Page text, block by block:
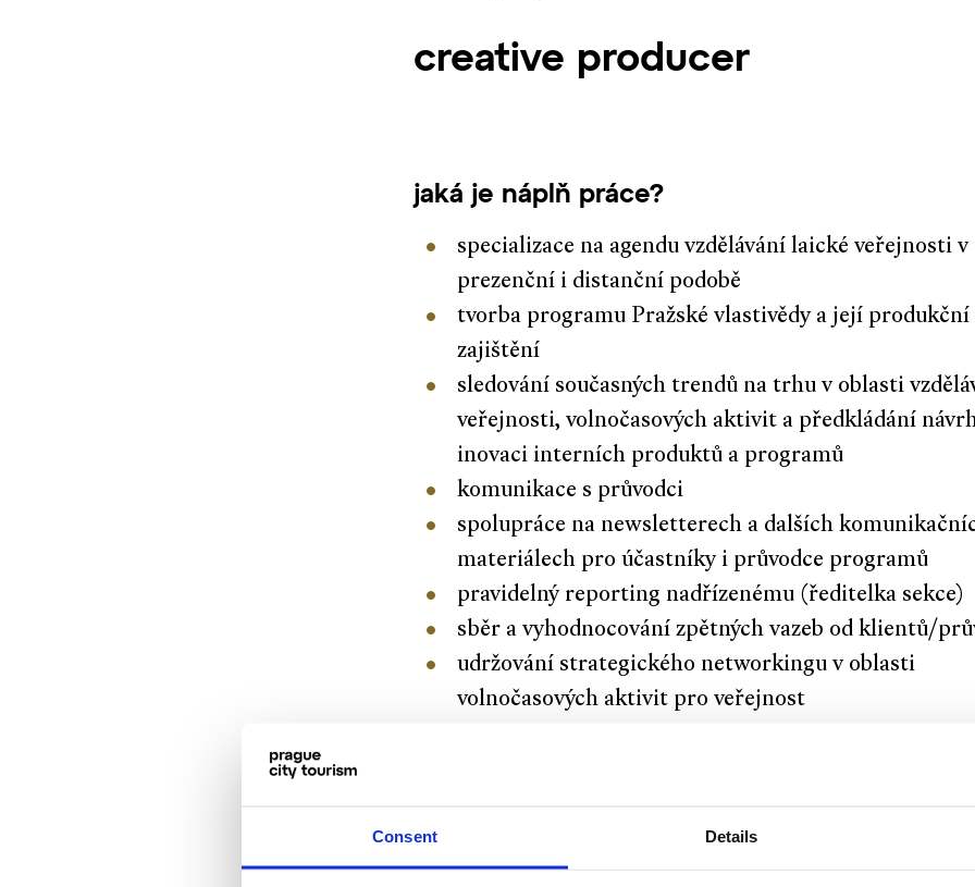
Consent Details
creative producer
jaká je náplň práce?
specializace na agendu vzdělávání laické veřejnosti v
prezenční i distanční podobě
tvorba programu Pražské vlastivědy a její produkční
zajištění
sledování současných trendů na trhu v oblasti
veřejnosti, volnočasových aktivit a předkládání
inovaci interních produktů a programů
komunikace s průvodci
spolupráce na newsletterech a dalších
materiálech pro účastníky i průvodce programů
pravidelný reporting nadřízenému (ředitelka sekce)
sběr a vyhodnocování zpětných vazeb od klientů/
udržování strategického networkingu v oblasti
volnočasových aktivit pro veřejnost
prokazatelnou zkušenost v oblasti cestovního